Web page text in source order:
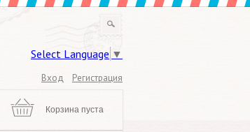
Select Language ▼
Вход Регистрация
Корзина пуста